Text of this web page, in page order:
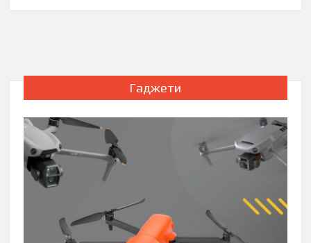
Гаджети